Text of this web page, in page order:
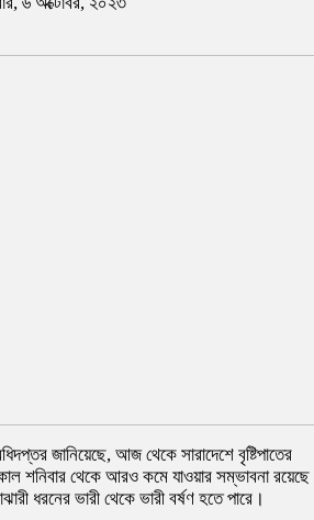
জানিয়েছে, আজ থেকে সারাদেশে বৃষ্টিপাতের
শনিবার থেকে আরও কমে যাওয়ার সম্ভাবনা
ধরনের ভারী থেকে ভারী বর্ষণ হতে পারে।